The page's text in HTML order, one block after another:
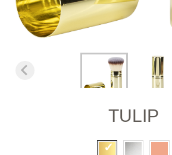
TULIP